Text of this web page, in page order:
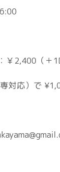
2,400（＋
対応）で